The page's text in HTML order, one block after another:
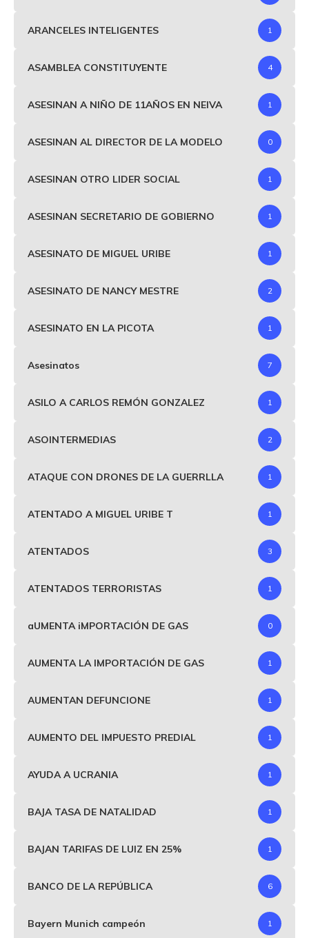
ARANCELES INTELIGENTES 1
ASAMBLEA CONSTITUYENTE 4
ASESINAN A NIÑO DE 11AÑOS EN NEIVA 1
ASESINAN AL DIRECTOR DE LA MODELO 0
ASESINAN OTRO LIDER SOCIAL 1
ASESINAN SECRETARIO DE GOBIERNO 1
ASESINATO DE MIGUEL URIBE 1
ASESINATO DE NANCY MESTRE 2
ASESINATO EN LA PICOTA 1
Asesinatos 7
ASILO A CARLOS REMÓN GONZALEZ 1
ASOINTERMEDIAS 2
ATAQUE CON DRONES DE LA GUERRLLA 1
ATENTADO A MIGUEL URIBE T 1
ATENTADOS 3
ATENTADOS TERRORISTAS 1
aUMENTA iMPORTACIÓN DE GAS 0
AUMENTA LA IMPORTACIÓN DE GAS 1
AUMENTAN DEFUNCIONE 1
AUMENTO DEL IMPUESTO PREDIAL 1
AYUDA A UCRANIA 1
BAJA TASA DE NATALIDAD 1
BAJAN TARIFAS DE LUIZ EN 25% 1
BANCO DE LA REPÚBLICA 6
Bayern Munich campeón 1